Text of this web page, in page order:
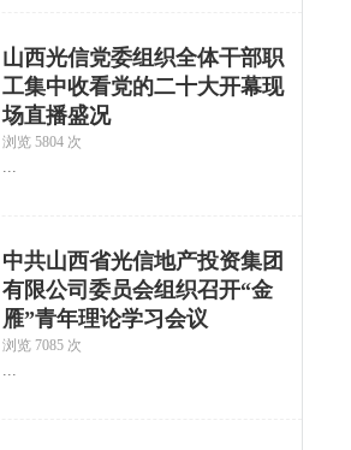
山西光信党委组织全体干部职
工集中收看党的二十大开幕现
场直播盛况
浏览 5804 次
中共山西省光信地产投资集团
有限公司委员会组织召开“金
雁”青年理论学习会议
浏览 7085 次